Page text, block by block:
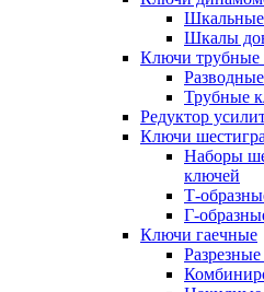
Шкальные
Шкалы
Ключи трубные
Трубные
Редуктор
Ключи
Наборы
ключей
Т-
Г-
Ключи гаечные